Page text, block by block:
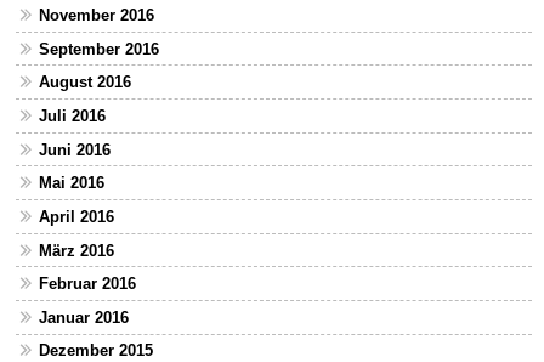
November 2016
September 2016
August 2016
Juli 2016
Juni 2016
Mai 2016
April 2016
März 2016
Februar 2016
Januar 2016
Dezember 2015